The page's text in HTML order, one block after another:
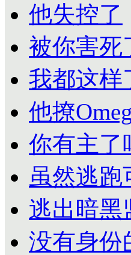
他失控了
被你害死
我都这样
他撩
你有主了
虽然逃跑
逃出暗黑
没有身份